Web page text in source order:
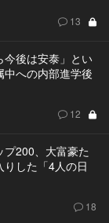
13
今後は安泰」とい
中への内部進学後
12
200、大富豪た
した「4人の日
18